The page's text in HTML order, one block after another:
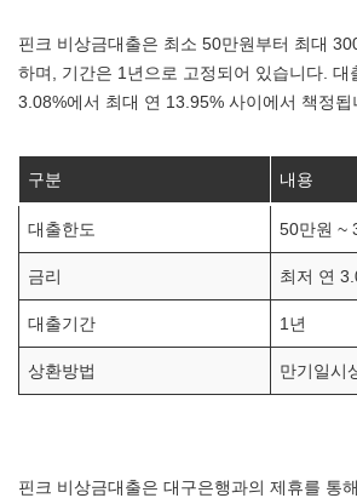
핀크 비상금대출은 최소 50만원부터 최대
하며, 기간은 1년으로 고정되어 있습니다. 대
3.08%에서 최대 연 13.95% 사이에서 책정됩
구분 내용
대출한도 50만원 ~
금리 최저 연
대출기간 1년
상환방법 만기일시
핀크 비상금대출은 대구은행과의 제휴를 통